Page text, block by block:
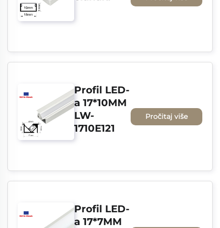
Profil LED-
a 17*10MM
LW-
1710E121
Pročitaj više
Profil LED-
a 17*7MM